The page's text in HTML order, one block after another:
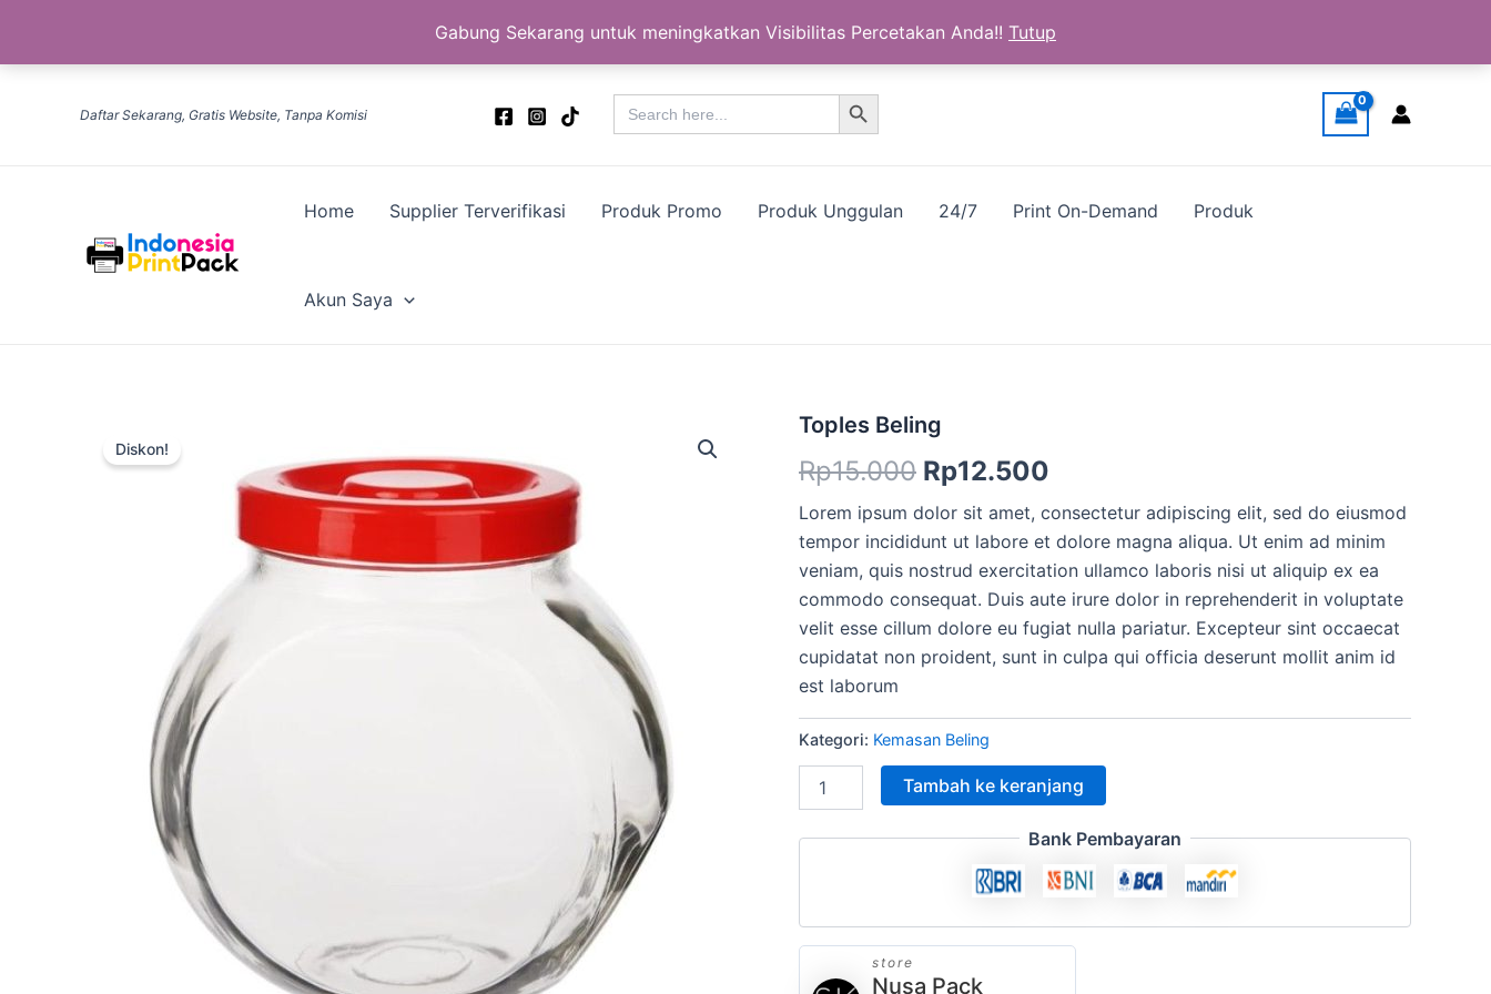
Gabung Sekarang untuk meningkatkan Visibilitas Percetakan Anda!! Tutup
Daftar Sekarang, Gratis Website, Tanpa Komisi
Search
for:
Search Button
Home Supplier Terverifikasi Produk Promo Produk Unggulan 24/7 Print On-Demand Produk
Akun Saya
Diskon!
Toples Beling
Rp15.000
Harga
aslinya
adalah:
Rp15.000.
Rp12.500
ini
adalah:
Rp12.500.
Lorem ipsum dolor sit amet, consectetur adipiscing elit, sed do eiusmod
tempor incididunt ut labore et dolore magna aliqua. Ut enim ad minim
veniam, quis nostrud exercitation ullamco laboris nisi ut aliquip ex ea
commodo consequat. Duis aute irure dolor in reprehenderit in voluptate
velit esse cillum dolore eu fugiat nulla pariatur. Excepteur sint occaecat
cupidatat non proident, sunt in culpa qui officia deserunt mollit anim id
est laborum
Kategori: Kemasan Beling
Kuantitas
Toples
Beling
Tambah ke keranjang
Bank Pembayaran
store
Nusa Pack